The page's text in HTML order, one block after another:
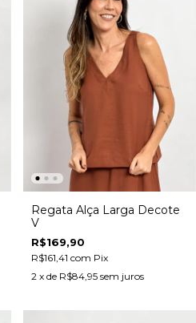
Regata Alça Larga Decote
V
R$169,90
R$161,41 com Pix
2 x de R$84,95 sem juros